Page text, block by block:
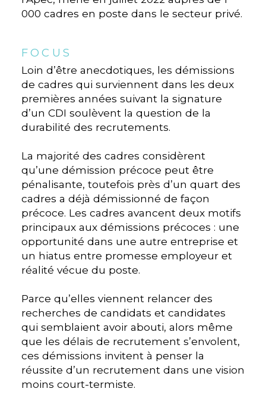
000 cadres en poste dans le secteur privé.
FOCUS
Loin d’être anecdotiques, les démissions
de cadres qui surviennent dans les deux
premières années suivant la signature
d’un CDI soulèvent la question de la
durabilité des recrutements.
La majorité des cadres considèrent
qu’une démission précoce peut être
pénalisante, toutefois près d’un quart des
cadres a déjà démissionné de façon
précoce. Les cadres avancent deux motifs
principaux aux démissions précoces : une
opportunité dans une autre entreprise et
un hiatus entre promesse employeur et
réalité vécue du poste.
Parce qu’elles viennent relancer des
recherches de candidats et candidates
qui semblaient avoir abouti, alors même
que les délais de recrutement s’envolent,
ces démissions invitent à penser la
réussite d’un recrutement dans une vision
moins court-termiste.